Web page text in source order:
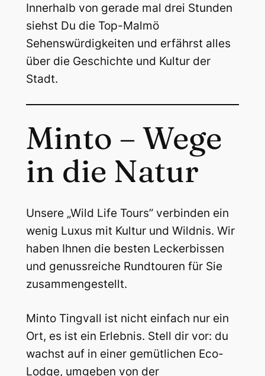
Innerhalb von gerade mal drei Stunden
siehst Du die Top-Malmö
Sehenswürdigkeiten und erfährst alles
über die Geschichte und Kultur der
Stadt.
Minto – Wege
in die Natur
Unsere „Wild Life Tours” verbinden ein
wenig Luxus mit Kultur und Wildnis. Wir
haben Ihnen die besten Leckerbissen
und genussreiche Rundtouren für Sie
zusammengestellt.
Minto Tingvall ist nicht einfach nur ein
Ort, es ist ein Erlebnis. Stell dir vor: du
wachst auf in einer gemütlichen Eco-
Lodge, umgeben von der